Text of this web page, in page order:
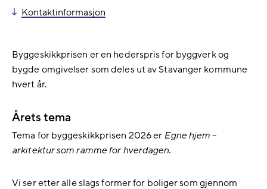
Kontaktinformasjon
Byggeskikkprisen er en hederspris for byggverk og
bygde omgivelser som deles ut av Stavanger kommune
hvert år.
Årets tema
Tema for byggeskikkprisen 2026 er Egne hjem –
arkitektur som ramme for hverdagen.
Vi ser etter alle slags former for boliger som gjennom